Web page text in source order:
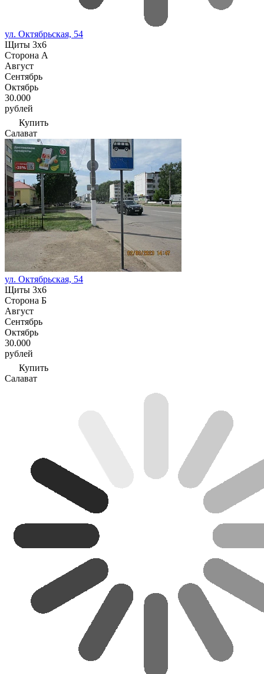
ул. Октябрьская, 54
Щиты 3х6
Сторона А
Август
Сентябрь
Октябрь
30.000
рублей
Купить
Салават
ул. Октябрьская, 54
Щиты 3х6
Сторона Б
Август
Сентябрь
Октябрь
30.000
рублей
Купить
Салават